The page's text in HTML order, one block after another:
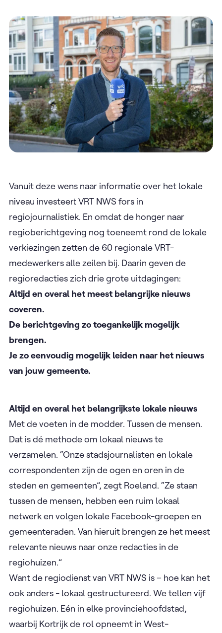
Vanuit deze wens naar informatie over het lokale
niveau investeert VRT NWS fors in
regiojournalistiek. En omdat de honger naar
regioberichtgeving nog toeneemt rond de lokale
verkiezingen zetten de 60 regionale VRT-
medewerkers alle zeilen bij. Daarin geven de
regioredacties zich drie grote uitdagingen:
Altijd en overal het meest belangrijke nieuws
coveren.
De berichtgeving zo toegankelijk mogelijk
brengen.
Je zo eenvoudig mogelijk leiden naar het nieuws
van jouw gemeente.
Altijd en overal het belangrijkste lokale nieuws
Met de voeten in de modder. Tussen de mensen.
Dat is dé methode om lokaal nieuws te
verzamelen. “Onze stadsjournalisten en lokale
correspondenten zijn de ogen en oren in de
steden en gemeenten”, zegt Roeland. “Ze staan
tussen de mensen, hebben een ruim lokaal
netwerk en volgen lokale Facebook-groepen en
gemeenteraden. Van hieruit brengen ze het meest
relevante nieuws naar onze redacties in de
regiohuizen.”
Want de regiodienst van VRT NWS is – hoe kan het
ook anders - lokaal gestructureerd. We tellen vijf
regiohuizen. Eén in elke provinciehoofdstad,
waarbij Kortrijk de rol opneemt in West-